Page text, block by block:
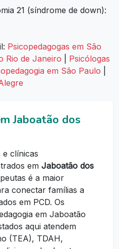
21 (síndrome de down):
Psicopedagogas em São
Rio de Janeiro
Psicólogas
em São Paulo
Jaboatão dos
e clínicas
em Jaboatão dos
é a maior
conectar famílias a
em PCD. Os
em Jaboatão
aqui atendem
(TEA), TDAH,